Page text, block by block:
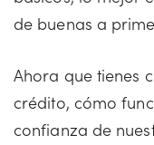
de buenas a
Ahora que tienes
crédito, cómo
confianza de